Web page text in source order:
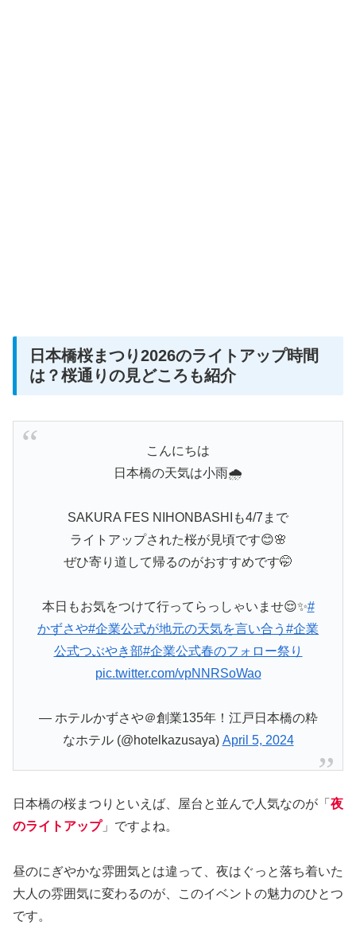
日本橋桜まつり2026のライトアップ時間
は？桜通りの見どころも紹介
こんにちは
日本橋の天気は小雨🌧️
SAKURA FES NIHONBASHIも4/7まで
ライトアップされた桜が見頃です😊🌸
ぜひ寄り道して帰るのがおすすめです🤭
本日もお気をつけて行ってらっしゃいませ😌✨#
かずさや#企業公式が地元の天気を言い合う #企業
公式つぶやき部#企業公式春のフォロー祭り
pic.twitter.com/vpNNRSoWao
— ホテルかずさや＠創業135年！江戸日本橋の粋
なホテル (@hotelkazusaya) April 5, 2024
日本橋の桜まつりといえば、屋台と並んで人気なのが「 夜
のライトアップ」ですよね。
昼のにぎやかな雰囲気とは違って、夜はぐっと落ち着いた
大人の雰囲気に変わるのが、このイベントの魅力のひとつ
です。